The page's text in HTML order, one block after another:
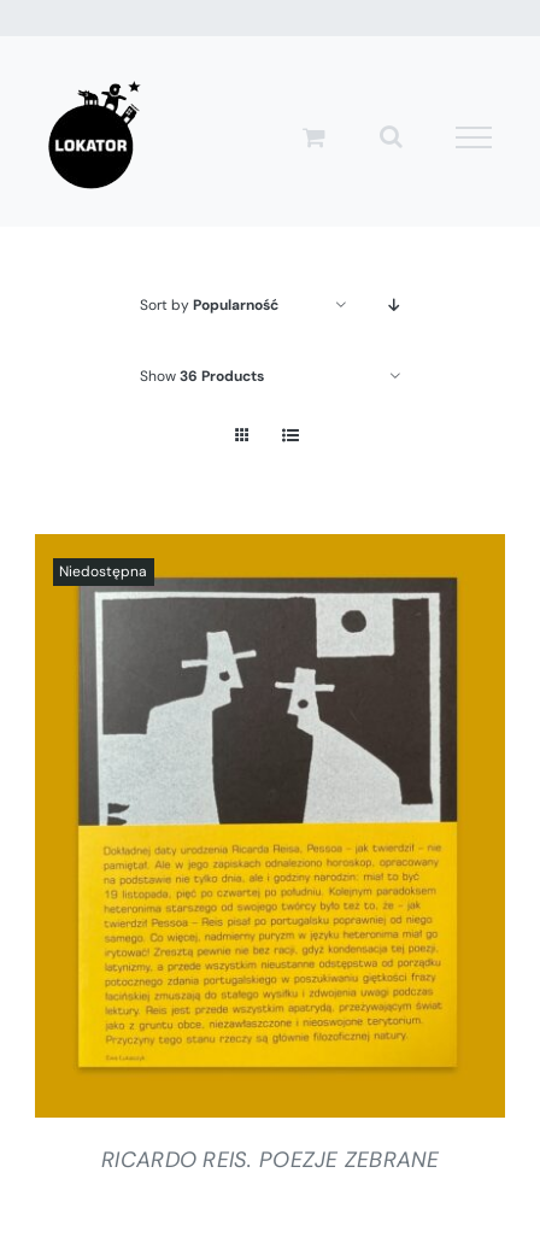
zawartości
Sort byPopularność
Show36 Products
SZCZEGÓŁY
RICARDO REIS. POEZJE ZEBRANE